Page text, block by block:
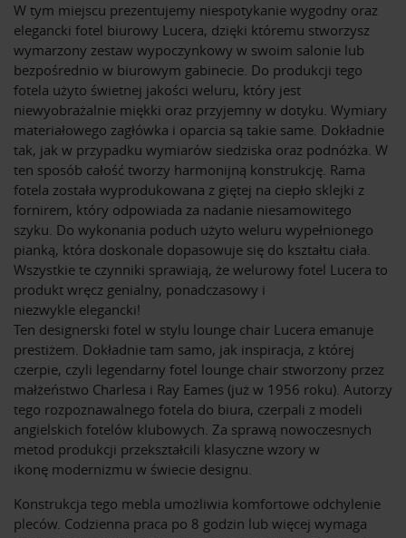
W tym miejscu prezentujemy niespotykanie wygodny oraz
elegancki fotel biurowy Lucera, dzięki któremu stworzysz
wymarzony zestaw wypoczynkowy w swoim salonie lub
bezpośrednio w biurowym gabinecie. Do produkcji tego
fotela użyto świetnej jakości weluru, który jest
niewyobrażalnie miękki oraz przyjemny w dotyku. Wymiary
materiałowego zagłówka i oparcia są takie same. Dokładnie
tak, jak w przypadku wymiarów siedziska oraz podnóżka. W
ten sposób całość tworzy harmonijną konstrukcję. Rama
fotela została wyprodukowana z giętej na ciepło sklejki z
fornirem, który odpowiada za nadanie niesamowitego
szyku. Do wykonania poduch użyto weluru wypełnionego
pianką, która doskonale dopasowuje się do kształtu ciała.
Wszystkie te czynniki sprawiają, że welurowy fotel Lucera to
produkt wręcz genialny, ponadczasowy i
niezwykle elegancki!
Ten designerski fotel w stylu lounge chair Lucera emanuje
prestiżem. Dokładnie tam samo, jak inspiracja, z której
czerpie, czyli legendarny fotel lounge chair stworzony przez
małżeństwo Charlesa i Ray Eames (już w 1956 roku). Autorzy
tego rozpoznawalnego fotela do biura, czerpali z modeli
angielskich fotelów klubowych. Za sprawą nowoczesnych
metod produkcji przekształcili klasyczne wzory w
ikonę modernizmu w świecie designu.
Konstrukcja tego mebla umożliwia komfortowe odchylenie
pleców. Codzienna praca po 8 godzin lub więcej wymaga